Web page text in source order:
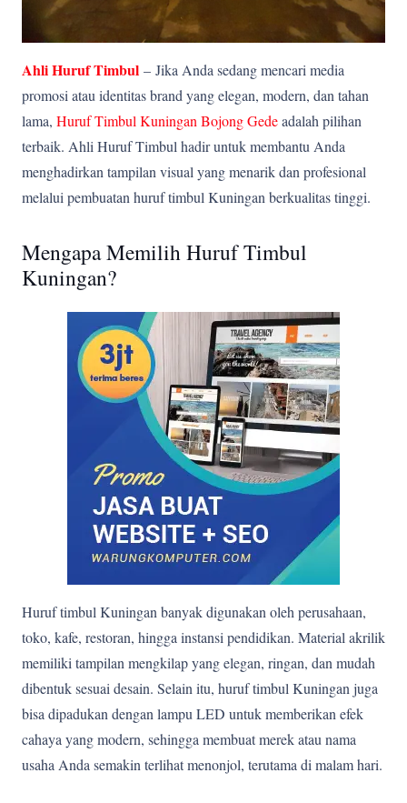
Ahli Huruf Timbul – Jika Anda sedang mencari media
promosi atau identitas brand yang elegan, modern, dan tahan
lama, Huruf Timbul Kuningan Bojong Gedeadalah pilihan
terbaik. Ahli Huruf Timbul hadir untuk membantu Anda
menghadirkan tampilan visual yang menarik dan profesional
melalui pembuatan huruf timbul Kuningan berkualitas tinggi.
Mengapa Memilih Huruf Timbul
Kuningan?
Huruf timbul Kuningan banyak digunakan oleh perusahaan,
toko, kafe, restoran, hingga instansi pendidikan. Material akrilik
memiliki tampilan mengkilap yang elegan, ringan, dan mudah
dibentuk sesuai desain. Selain itu, huruf timbul Kuningan juga
bisa dipadukan dengan lampu LED untuk memberikan efek
cahaya yang modern, sehingga membuat merek atau nama
usaha Anda semakin terlihat menonjol, terutama di malam hari.